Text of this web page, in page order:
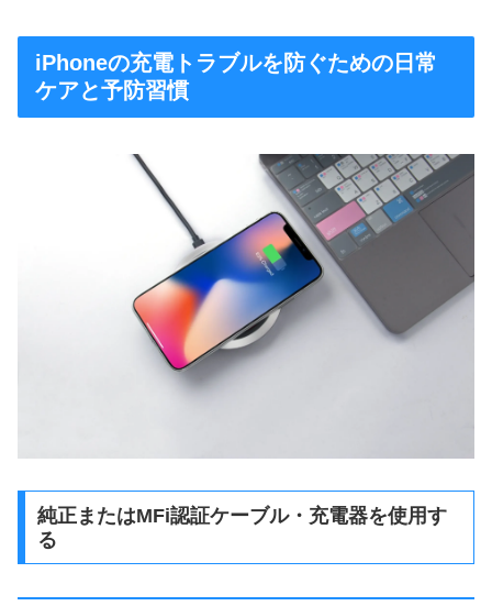
iPhoneの充電トラブルを防ぐための日常
ケアと予防習慣
純正またはMFi認証ケーブル・充電器を使用す
る